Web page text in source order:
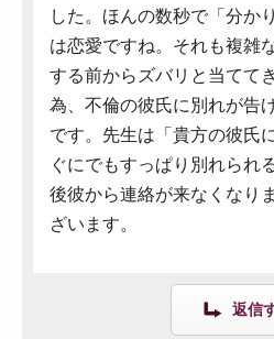
した。ほんの数秒で「分か
は恋愛ですね。それも複雑
する前からズバリと当てて
為、不倫の彼氏に別れが告
です。先生は「貴方の彼氏
ぐにでもすっぱり別れられ
後彼から連絡が来なくなり
ざいます。
返信